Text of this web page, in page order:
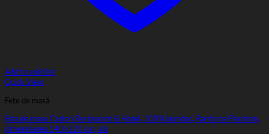
Add to wishlist
Quick View
Fețe de masă
Fata de masa Cotton Restaurant & Hotel, 100% bumbac, Ranforce Pakistan,
dimensiunea 140×220 cm, alb